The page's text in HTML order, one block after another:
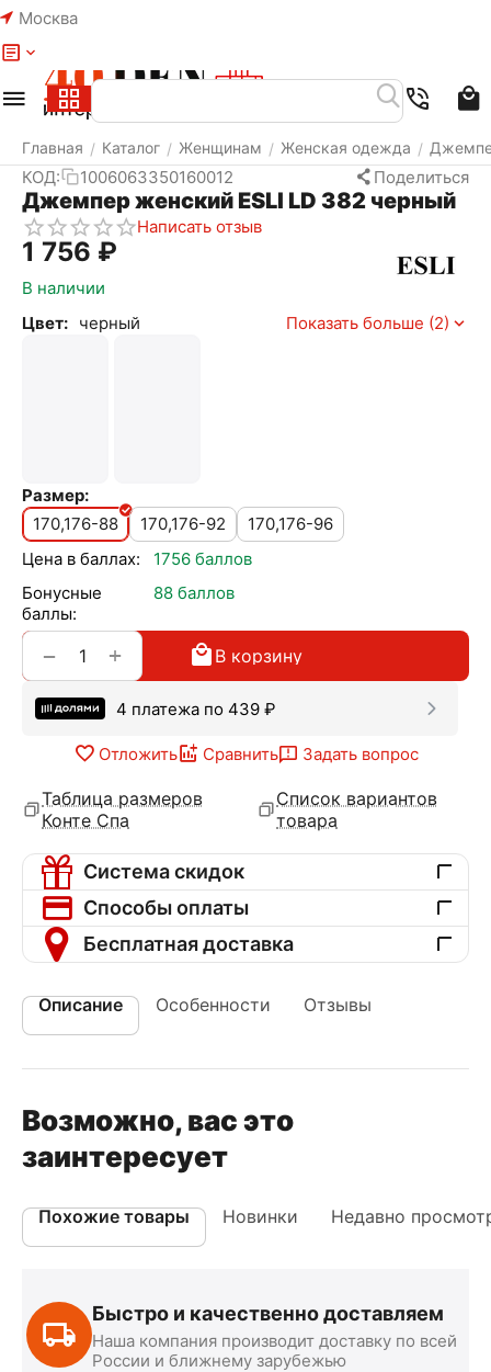
Москва
Главная / Каталог / Женщинам / Женская одежда /
КОД: 1006063350160012 Поделиться
Джемпер женский ESLI LD 382 черный
Написать отзыв
1 756 ₽
В наличии
Цвет: черный Показать больше (2)
Размер:
170,176-88
170,176-92
170,176-96
Цена в баллах:
1756 баллов
Бонусные
баллы:
88 баллов
+
− В корзину
4 платежа по 439 ₽
Отложить Сравнить Задать вопрос
Таблица размеров
Конте Спа
Список вариантов
товара
Система скидок
Способы оплаты
Бесплатная доставка
Описание Особенности Отзывы
Возможно, вас это
заинтересует
Похожие товары Новинки Недавно
Быстро и качественно доставляем
Наша компания производит доставку по всей
России и ближнему зарубежью
Меню